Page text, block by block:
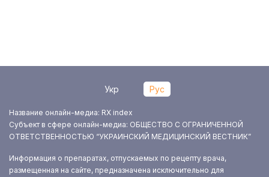
Укр Рус
Название онлайн-медиа: RX index
Субъект в сфере онлайн-медиа: ОБЩЕСТВО С ОГРАНИЧЕННОЙ
ОТВЕТСТВЕННОСТЬЮ “УКРАИНСКИЙ МЕДИЦИНСКИЙ ВЕСТНИК”
Информация о препаратах, отпускаемых по рецепту врача,
размещенная на сайте, предназначена исключительно для